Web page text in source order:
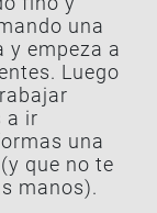
una
y empeza a
Luego
a ir
una
que no te
manos).